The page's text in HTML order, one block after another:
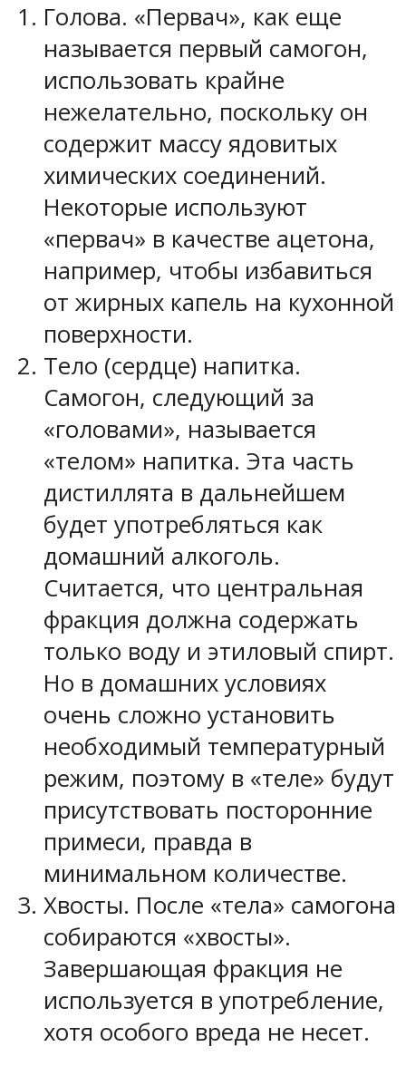
Голова. «Первач», как еще
называется первый самогон,
использовать крайне
нежелательно, поскольку он
содержит массу ядовитых
химических соединений.
Некоторые используют
«первач» в качестве ацетона,
например, чтобы избавиться
от жирных капель на кухонной
поверхности.
Тело (сердце) напитка.
Самогон, следующий за
«головами», называется
«телом» напитка. Эта часть
дистиллята в дальнейшем
будет употребляться как
домашний алкоголь.
Считается, что центральная
фракция должна содержать
только воду и этиловый спирт.
Но в домашних условиях
очень сложно установить
необходимый температурный
режим, поэтому в «теле» будут
присутствовать посторонние
примеси, правда в
минимальном количестве.
Хвосты. После «тела» самогона
собираются «хвосты».
Завершающая фракция не
используется в употребление,
хотя особого вреда не несет.